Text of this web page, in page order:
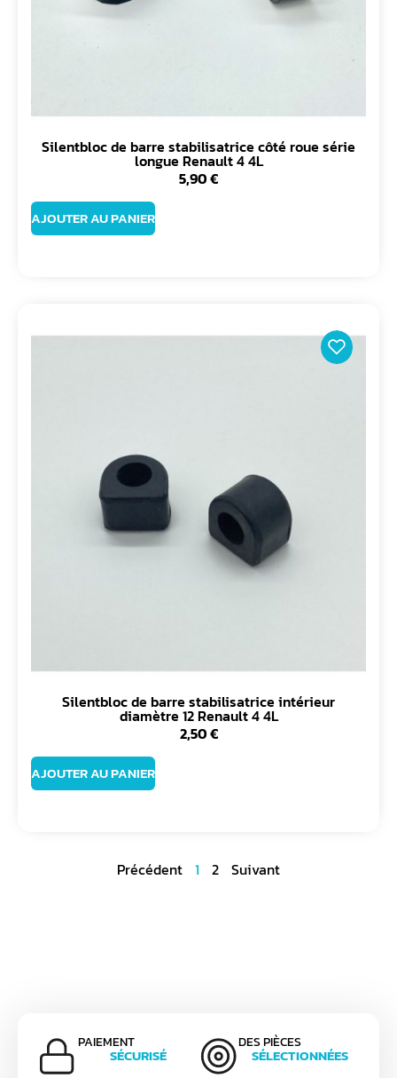
Silentbloc de barre stabilisatrice côté roue série
longue Renault 4 4L
5,90€
AJOUTER AU PANIER
Silentbloc de barre stabilisatrice intérieur
diamètre 12 Renault 4 4L
2,50€
AJOUTER AU PANIER
Précédent 1 2 Suivant
PAIEMENT
SÉCURISÉ
DES PIÈCES
SÉLECTIONNÉES